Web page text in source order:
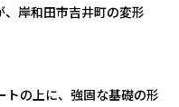
、岸和田市吉井町の変形
トの上に、強固な基礎の形